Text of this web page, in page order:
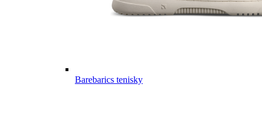
Barebarics tenisky